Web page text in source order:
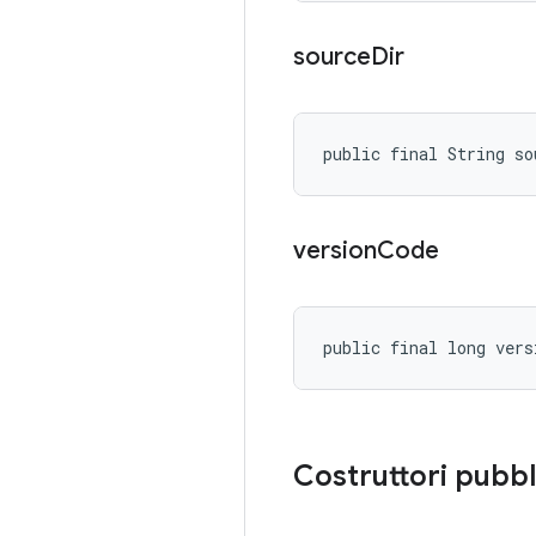
sourceDir
public final String
versionCode
public final long
Costruttori